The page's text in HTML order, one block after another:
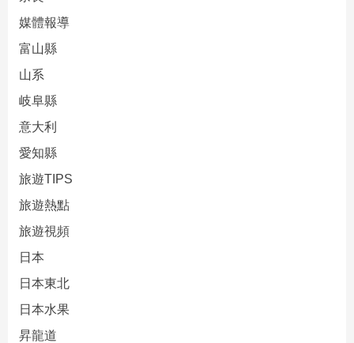
媒體報導
富山縣
山系
岐阜縣
意大利
愛知縣
旅遊TIPS
旅遊熱點
旅遊視頻
日本
日本東北
日本水果
昇龍道